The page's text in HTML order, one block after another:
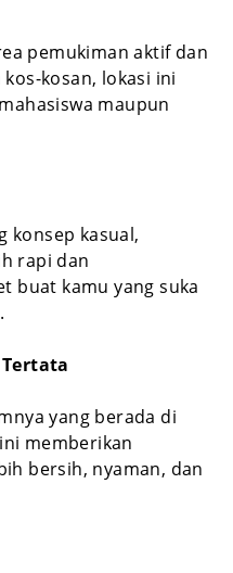
pemukiman aktif dan
kosan, lokasi ini
maupun
konsep kasual,
rapi dan
buat kamu yang suka
yang berada di
memberikan
bersih, nyaman, dan